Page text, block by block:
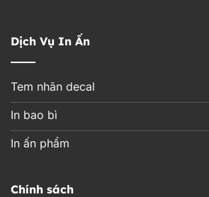
Dịch Vụ In Ấn
Tem nhãn decal
In bao bì
In ấn phẩm
Chính sách